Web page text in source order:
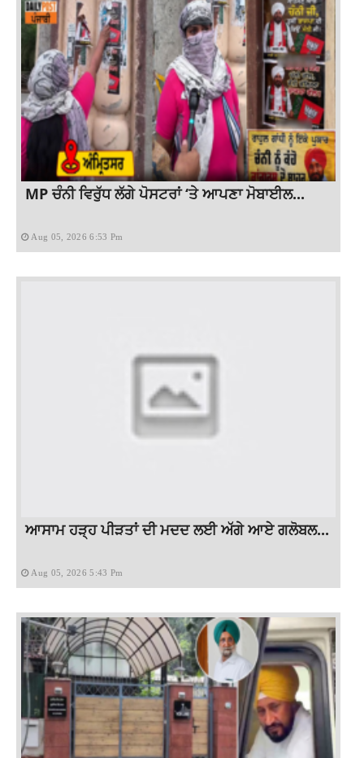
MP ਚੰਨੀ ਵਿਰੁੱਧ ਲੱਗੇ ਪੋਸਟਰਾਂ ‘ਤੇ ਆਪਣਾ ਮੋਬਾਈਲ...
Aug 05, 2026 6:53 Pm
ਆਸਾਮ ਹੜ੍ਹ ਪੀੜਤਾਂ ਦੀ ਮਦਦ ਲਈ ਅੱਗੇ ਆਏ ਗਲੋਬਲ...
Aug 05, 2026 5:43 Pm